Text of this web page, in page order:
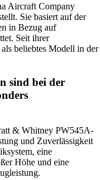
Aircraft Company
Sie basiert auf der
in Bezug auf
Seit ihrer
beliebtes Modell in der
sind bei der
& Whitney PW545A-
und Zuverlässigkeit
eine
Höhe und eine